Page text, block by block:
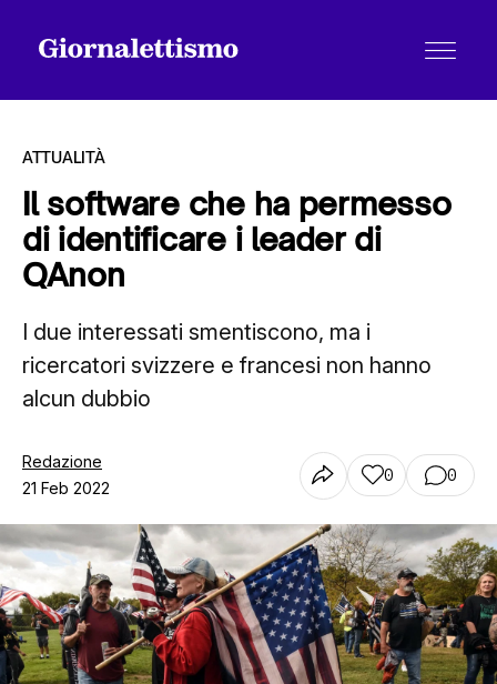
Tutti gli articoli
Chi siamo
ATTUALITÀ
Il software che ha permesso
di identificare i leader di
QAnon
I due interessati smentiscono, ma i
ricercatori svizzere e francesi non hanno
alcun dubbio
Redazione
21 Feb 2022
0 0